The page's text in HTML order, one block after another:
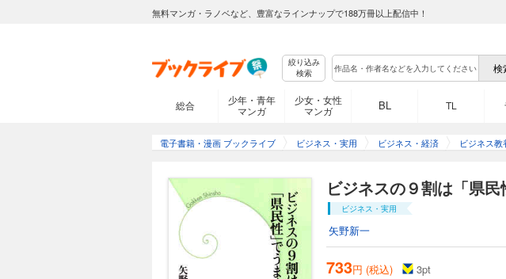
無料マンガ・ラノベなど、豊富なラインナップで188万冊以上配信中！
絞り込み
検索
総合
少年・青年
マンガ
少女・女性
マンガ
BL TL
電子書籍・漫画 ブックライブ ビジネス・実用 ビジネス・経済 ビジネス教
ビジネスの９割は「県民
ビジネス・実用
矢野新一
733円 (税込) 3pt